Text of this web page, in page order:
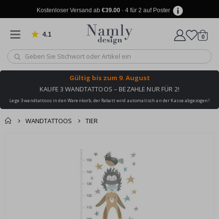
Kostenloser Versand ab €39.00· 4 für 2 auf Poster
4.1 von 1030 Bewertungen
Wagen
0
Gültig bis zum 9. August
KAUFE 3 WANDTATTOOS – BEZAHLE NUR FÜR 2!
Lege 3 wandtattoos in den Warenkorb, der Rabatt wird automatisch an der Kasse abgezogen!
WANDTATTOOS TIER
hinzugefügt ✔️
Kostenloser Versand